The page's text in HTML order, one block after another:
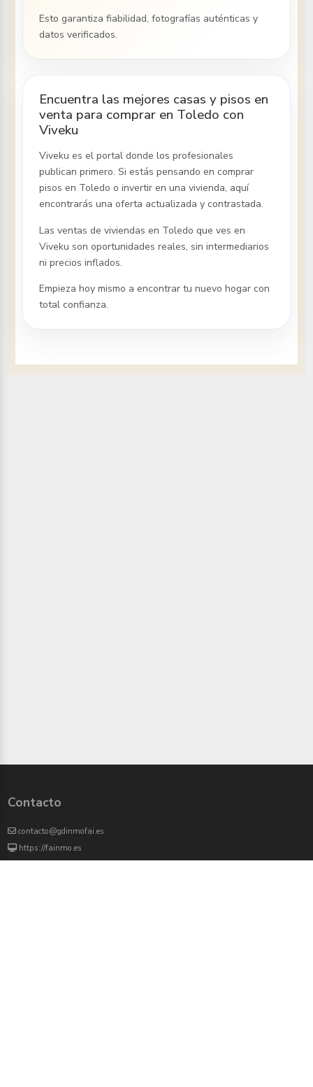
Esto garantiza fiabilidad, fotografías auténticas y
datos verificados.
Encuentra las mejores casas y pisos en
venta para comprar en Toledo con
Viveku
Viveku es el portal donde los profesionales
publican primero. Si estás pensando en comprar
pisosen Toledo o invertir en una vivienda, aquí
encontrarás una oferta actualizada y contrastada.
Las ventas de viviendasen Toledo que ves en
Viveku son oportunidades reales, sin intermediarios
ni precios inflados.
Empieza hoy mismo a encontrar tu nuevo hogar con
total confianza.
Contacto
contacto@gdinmofai.es
https://fainmo.es